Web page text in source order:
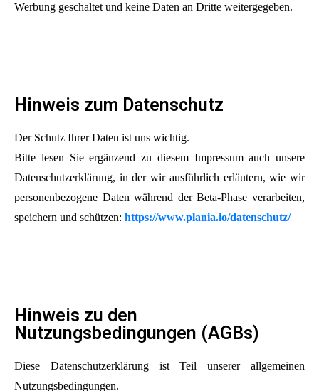
Werbung geschaltet und keine Daten an Dritte weitergegeben.
Hinweis zum Datenschutz
Der Schutz Ihrer Daten ist uns wichtig.
Bitte lesen Sie ergänzend zu diesem Impressum auch unsere
Datenschutzerklärung, in der wir ausführlich erläutern, wie wir
personenbezogene Daten während der Beta-Phase verarbeiten,
speichern und schützen: https://www.plania.io/datenschutz/
Hinweis zu den
Nutzungsbedingungen (AGBs)
Diese Datenschutzerklärung ist Teil unserer allgemeinen
Nutzungsbedingungen.